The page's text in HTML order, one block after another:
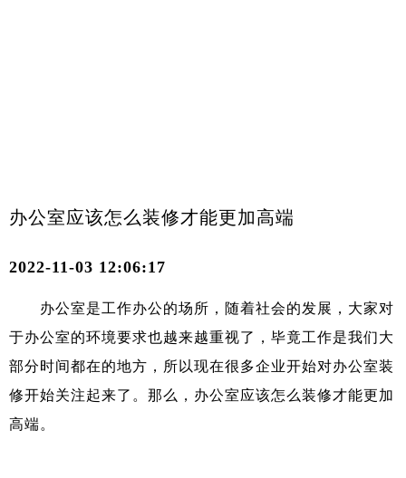
​办公室应该怎么装修才能更加高端
2022-11-03 12:06:17
办公室是工作办公的场所，随着社会的发展，大家对
于办公室的环境要求也越来越重视了，毕竟工作是我们大
部分时间都在的地方，所以现在很多企业开始对办公室装
修开始关注起来了。那么，办公室应该怎么装修才能更加
高端。